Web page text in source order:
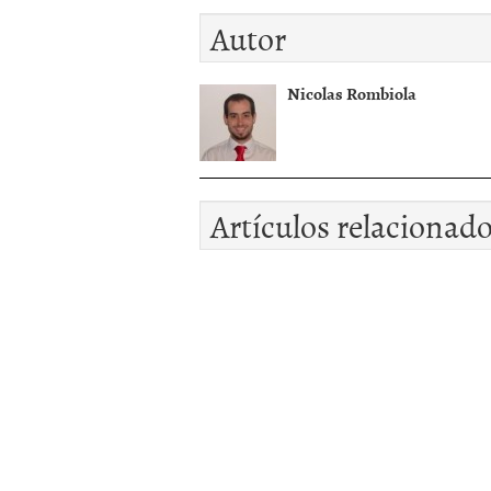
Autor
Nicolas Rombiola
Artículos